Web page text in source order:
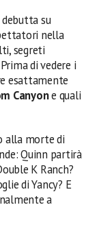
debutta su
nella
segreti
di vedere i
esattamente
Canyone quali
alla morte di
Quinn partirà
K Ranch?
di Yancy? E
a